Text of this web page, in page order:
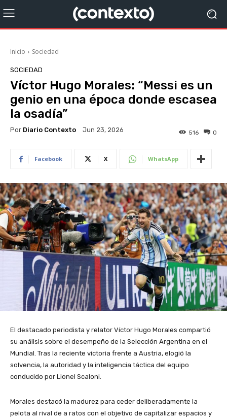
Inicio Sociedad
SOCIEDAD
Víctor Hugo Morales: “Messi es un
genio en una época donde escasea
la osadía”
Por Diario Contexto Jun 23, 2026 0
516
Facebook X WhatsApp
El destacado periodista y relator Víctor Hugo Morales compartió
su análisis sobre el desempeño de la Selección Argentina en el
Mundial. Tras la reciente victoria frente a Austria, elogió la
solvencia, la autoridad y la inteligencia táctica del equipo
conducido por Lionel Scaloni.
Morales destacó la madurez para ceder deliberadamente la
pelota al rival de a ratos con el objetivo de capitalizar espacios y